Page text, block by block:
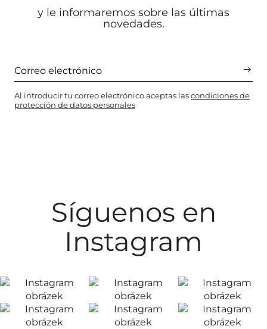
y le informaremos sobre las últimas
novedades.
Al introducir tu correo electrónico aceptas lascondiciones de
protección de datos personales
Síguenos en
Instagram